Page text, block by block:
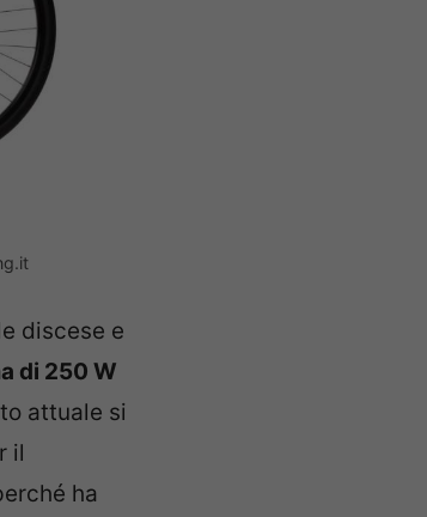
discese e
di 250 W
attuale si
il
ha